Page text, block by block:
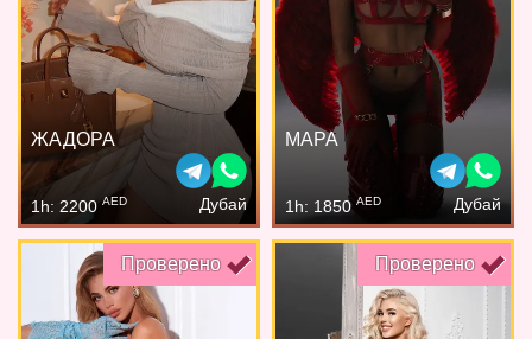
ЖАДОРА
1h: 2200AED Дубай
МАРА
1h: 1850 AED Дубай
Проверено Проверено